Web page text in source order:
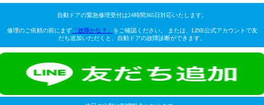
自動ドアの緊急修理受付は24時間365日対応いたします。
修理のご依頼の前にまず「故障かな？」
をご確認ください。 または、LINE公式アカウントで友
だち追加いただくと、自動ドアの故障診断ができます。